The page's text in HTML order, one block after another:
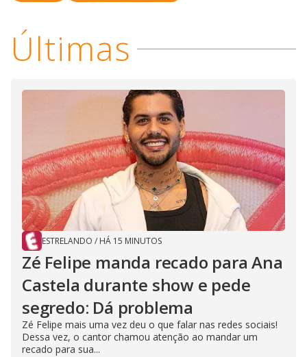
Últimas
ESTRELANDO / HÁ 15 MINUTOS
Zé Felipe manda recado para Ana
Castela durante show e pede
segredo: Dá problema
Zé Felipe mais uma vez deu o que falar nas redes sociais!
Dessa vez, o cantor chamou atenção ao mandar um
recado para sua...